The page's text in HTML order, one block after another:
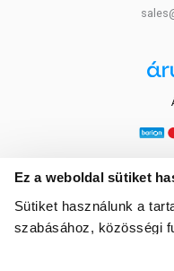
Ez a weboldal sütiket
Sütiket használunk a
szabásához, közösségi